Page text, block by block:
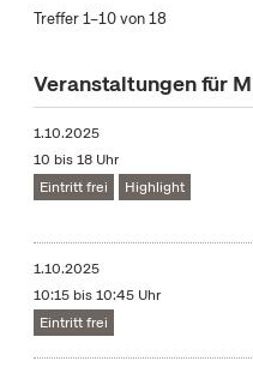
Treffer 1–10 von 18
Veranstaltungen für
1.10.2025
10 bis 18 Uhr
Eintritt frei
Highlight
1.10.2025
10:15 bis 10:45 Uhr
Eintritt frei